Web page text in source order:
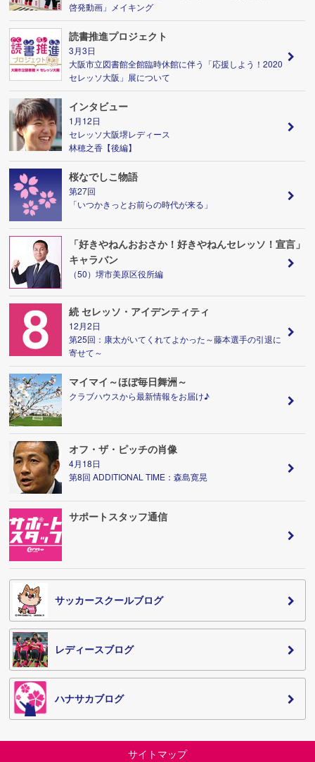
啓発動画」メイキング
読書推進プロジェクト
3月3日
大阪市立図書館全館臨時休館に伴う「応援しよう！2020
セレッソ大阪」展について
インタビュー
1月12日
セレッソ大阪堺レディース
林穂之香【後編】
桜なでしこ物語
第27回
「いつかきっとお前らの時代が来る」
「好きやねんおおさか！好きやねんセレッソ！宣言」
キャラバン
（50）堺市美原区役所編
続 セレッソ・アイデンティティ
12月2日
第25回：康太がいてくれてよかった～藤本選手の引退に
寄せて～
マイマイ～ほぼ毎日舞洲～
クラブハウスから最新情報をお届け♪
オフ・ザ・ピッチの肖像
4月18日
第8回 ADDITIONAL TIME：森島寛晃
サポートスタッフ通信
サッカースクールブログ
レディースブログ
ハナサカブログ
サイトマップ